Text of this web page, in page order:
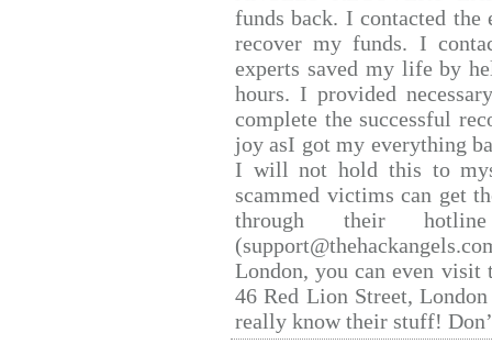
funds back. I contacted
recover my funds. I
experts saved my life by
hours. I provided
complete the successful
joy asI got my everything
I will not hold this to
scammed victims can get
through their hotline
London, you can even
46 Red Lion Street,
really know their stuff!